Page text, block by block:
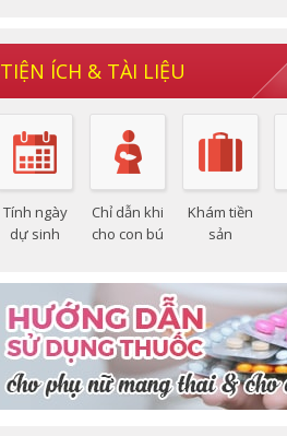
TIỆN ÍCH & TÀI LIỆU
Tính ngày
dự sinh
Chỉ dẫn khi
cho con bú
Khám tiền
sản